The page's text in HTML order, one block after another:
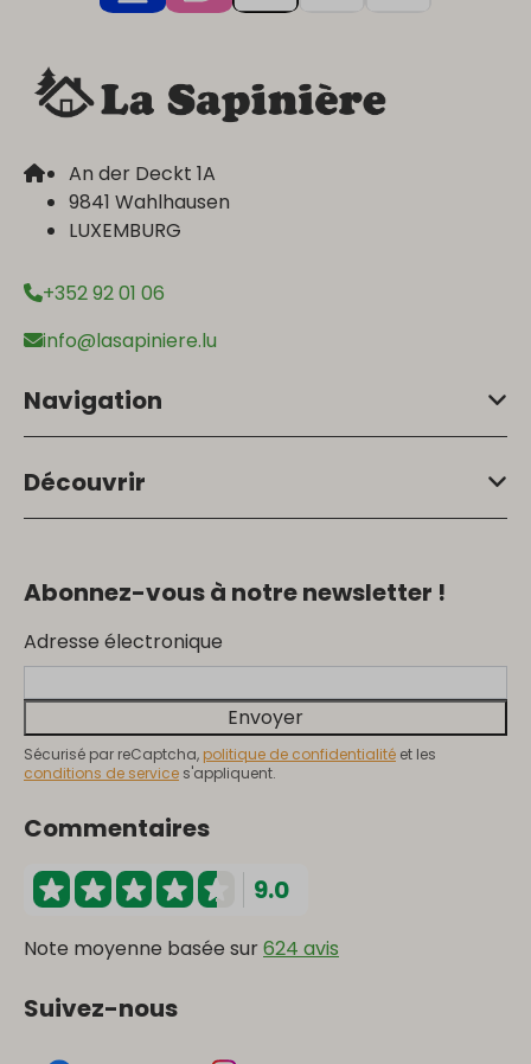
An der Deckt 1A
9841 Wahlhausen
LUXEMBURG
+352 92 01 06
info@lasapiniere.lu
Navigation
Découvrir
Abonnez-vous à notre newsletter !
Adresse électronique
Envoyer
Sécurisé par reCaptcha, politique de confidentialité et les
conditions de service s'appliquent.
Commentaires
9.0
Note moyenne basée sur624 avis
Suivez-nous